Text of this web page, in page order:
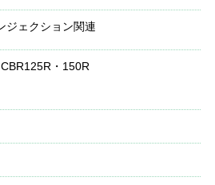
ジェクション関連
・150R